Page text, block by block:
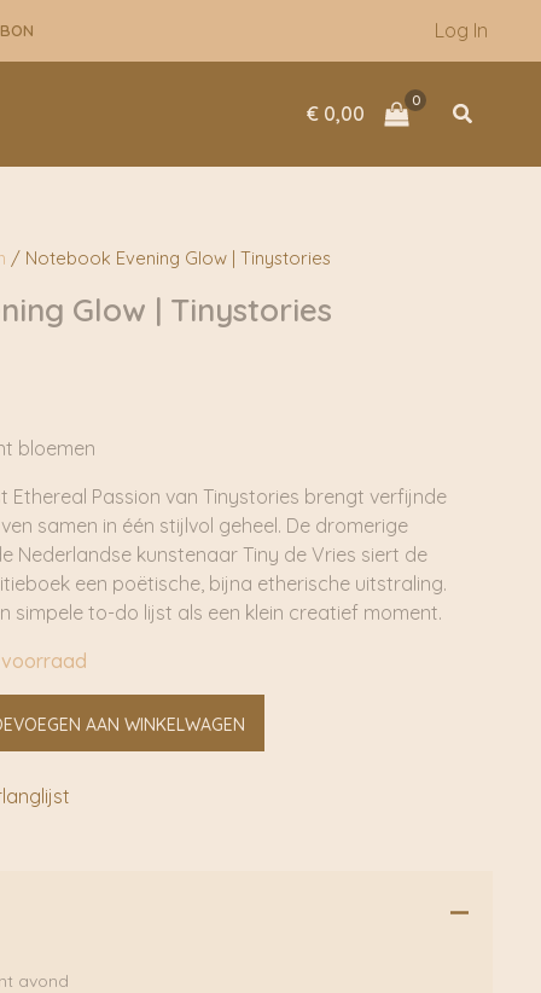
Log In
€ 0,00 Zoeken
/ Notebook Evening Glow | Tinystories
Glow | Tinystories
bloemen
Ethereal Passion van Tinystories brengt verfijnde
samen in één stijlvol geheel. De dromerige
Nederlandse kunstenaar Tiny de Vries siert de
een poëtische, bijna etherische uitstraling.
simpele to-do lijst als een klein creatief moment.
AAN WINKELWAGEN
avond